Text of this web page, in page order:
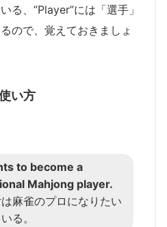
る、”Player”には「選手」
ので、覚えておきましょ
い方
to become a
Mahjong player.
麻雀のプロになりたい
る。